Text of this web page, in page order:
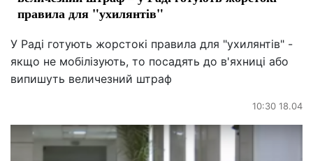
правила для "ухилянтів"
У Раді готують жорстокі правила для "ухилянтів" -
якщо не мобілізують, то посадять до в'яхниці або
випишуть величезний штраф
10:30 18.04